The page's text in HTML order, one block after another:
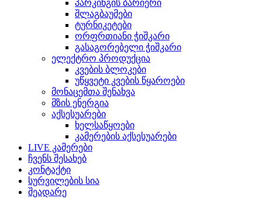
პარკინგის ბარიერი
შლაგბაუმები
ტურნიკეტები
ორფრთიანი ჭიშკარი
გასაგორებელი ჭიშკარი
ელექტრო პროდუქცია
კვების ბლოკები
უწყვეტი კვების წყაროები
მონაცემთა შენახვა
მზის ენერგია
აქსესუარები
ხელსაწყოები
კამერების აქსესუარები
LIVE კამერები
ჩვენს შესახებ
კონტაქტი
სურვილების სია
შეადარე